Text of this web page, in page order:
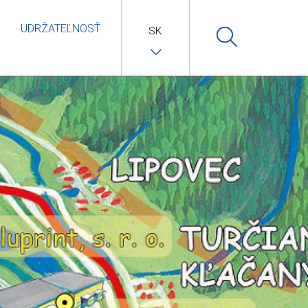
UDRŽATEĽNOSŤ SK